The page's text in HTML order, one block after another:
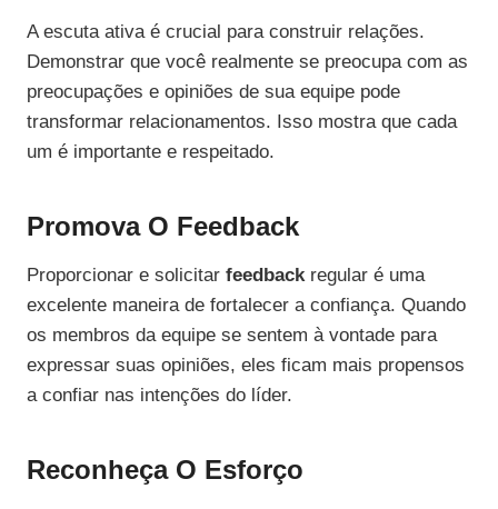
A escuta ativa é crucial para construir relações.
Demonstrar que você realmente se preocupa com as
preocupações e opiniões de sua equipe pode
transformar relacionamentos. Isso mostra que cada
um é importante e respeitado.
Promova O Feedback
Proporcionar e solicitar feedbackregular é uma
excelente maneira de fortalecer a confiança. Quando
os membros da equipe se sentem à vontade para
expressar suas opiniões, eles ficam mais propensos
a confiar nas intenções do líder.
Reconheça O Esforço